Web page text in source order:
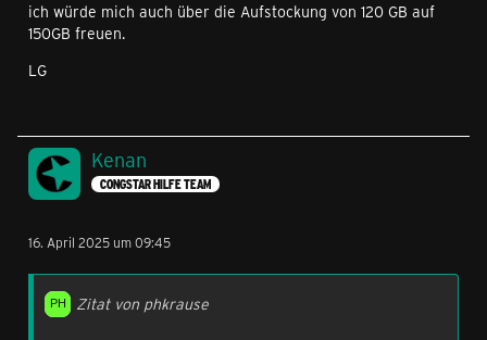
ich würde mich auch über die Aufstockung von 120 GB auf
150GB freuen.
LG
Kenan
CONGSTAR HILFE TEAM
16. April 2025 um 09:45
Zitat von phkrause